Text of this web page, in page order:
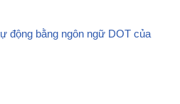
động bằng ngôn ngữ DOT của